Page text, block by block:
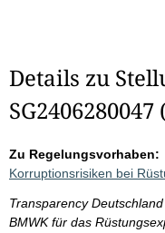
Details zu
SG2406280047
Zu Regelungsvorhaben:
Korruptionsrisiken bei
Transparency
BMWK für das